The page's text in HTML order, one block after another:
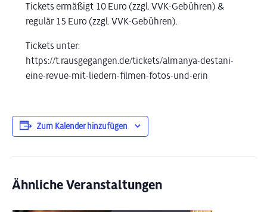
Tickets ermäßigt 10 Euro (zzgl. VVK-Gebühren) &
regulär 15 Euro (zzgl. VVK-Gebühren).
Tickets unter:
https://t.rausgegangen.de/tickets/almanya-destani-
eine-revue-mit-liedern-filmen-fotos-und-erin
Zum Kalender hinzufügen
Ähnliche Veranstaltungen